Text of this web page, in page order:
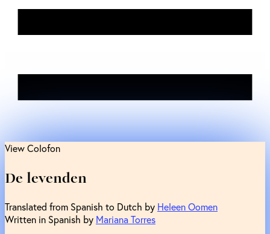
View Colofon
De levenden
Translated from Spanish to Dutch by Heleen Oomen
Written in Spanish by Mariana Torres